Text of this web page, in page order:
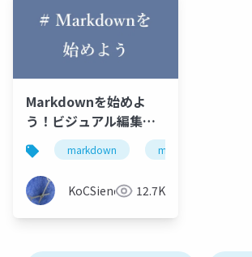
Markdownを始めよ
う！ビジュアル編集ソ
フトMarkTextと
Typoraを紹介！
markdown marktext
KoCSience 12.7K